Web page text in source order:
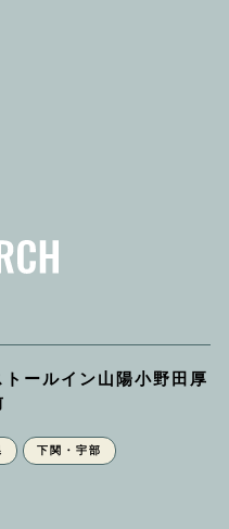
トールイン山陽小野田厚
下関・宇部